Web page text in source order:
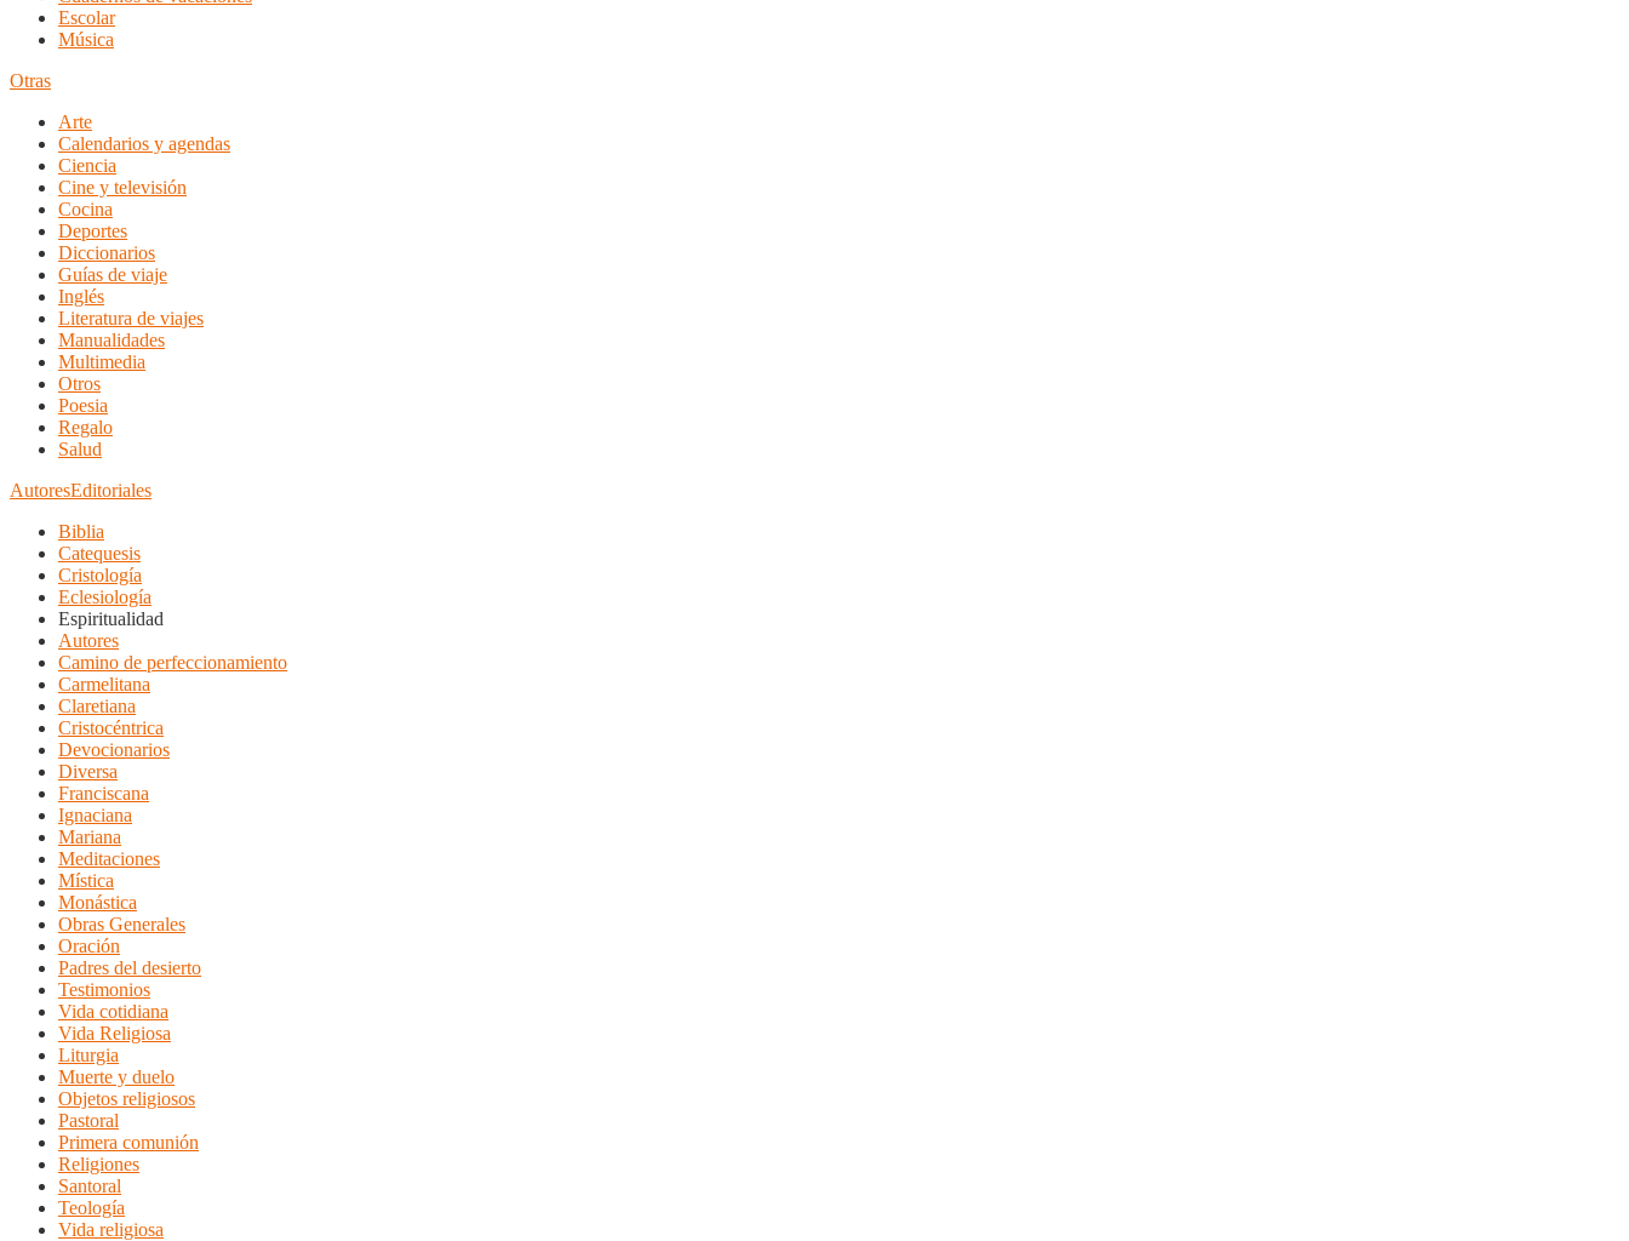
Escolar
Música
Otras
Arte
Calendarios y agendas
Ciencia
Cine y televisión
Cocina
Deportes
Diccionarios
Guías de viaje
Inglés
Literatura de viajes
Manualidades
Multimedia
Otros
Poesia
Regalo
Salud
AutoresEditoriales
Biblia
Catequesis
Cristología
Eclesiología
Espiritualidad
Autores
Camino de perfeccionamiento
Carmelitana
Claretiana
Cristocéntrica
Devocionarios
Diversa
Franciscana
Ignaciana
Mariana
Meditaciones
Mística
Monástica
Obras Generales
Oración
Padres del desierto
Testimonios
Vida cotidiana
Vida Religiosa
Liturgia
Muerte y duelo
Objetos religiosos
Pastoral
Primera comunión
Religiones
Santoral
Teología
Vida religiosa